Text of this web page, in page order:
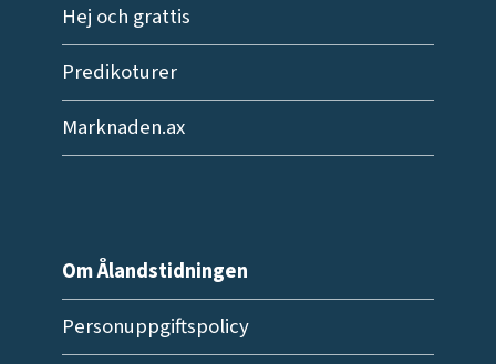
Hej och grattis
Predikoturer
Marknaden.ax
Om Ålandstidningen
Personuppgiftspolicy